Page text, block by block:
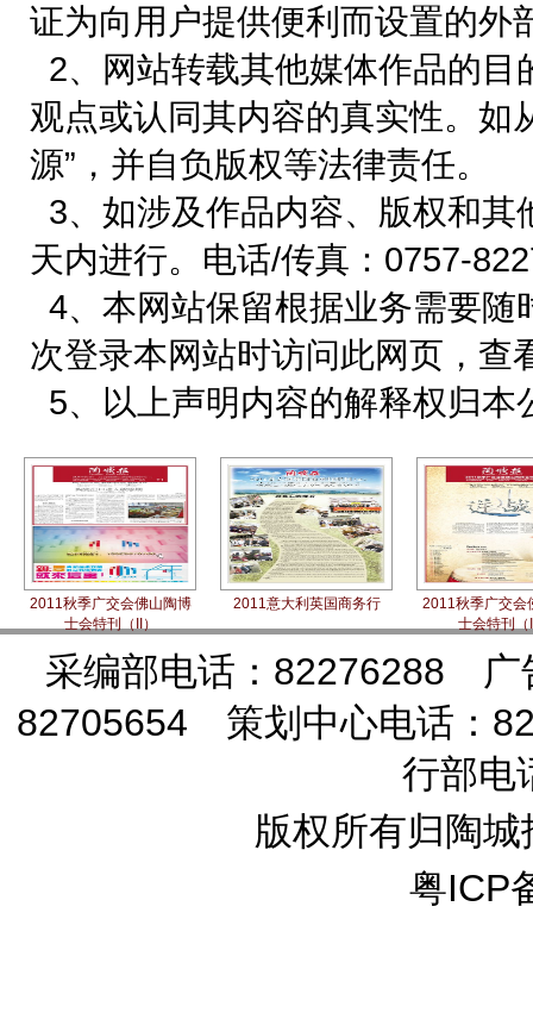
证为向用户提供便利而设置的外
2、网站转载其他媒体作品的
观点或认同其内容的真实性。如
源”，并自负版权等法律责任。
3、如涉及作品内容、版权和
天内进行。电话/传真：0757-
4、本网站保留根据业务需要
次登录本网站时访问此网页，查
5、以上声明内容的解释权归本
2011秋季广交会佛山陶博
士会特刊（II）
2011意大利英国商务行
2011秋季广交会
士会特刊（
采编部电话：82276288 广
82705654 策划中心电话：
行部电
版权所有归陶
粤ICP